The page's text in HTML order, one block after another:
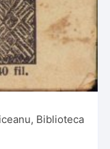
Biblioteca